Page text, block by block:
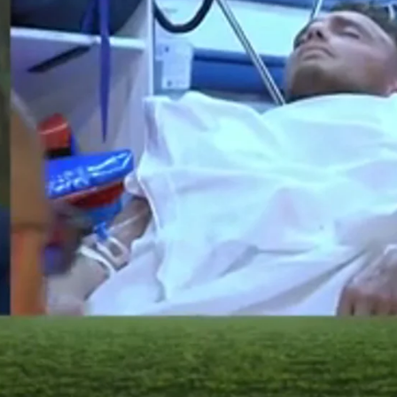
el futbolista neerlandés
mientras los médicos evalúan si
a una operación en las próximas
Palmas sigue de cerca la evolución
un parte médico definitivo que